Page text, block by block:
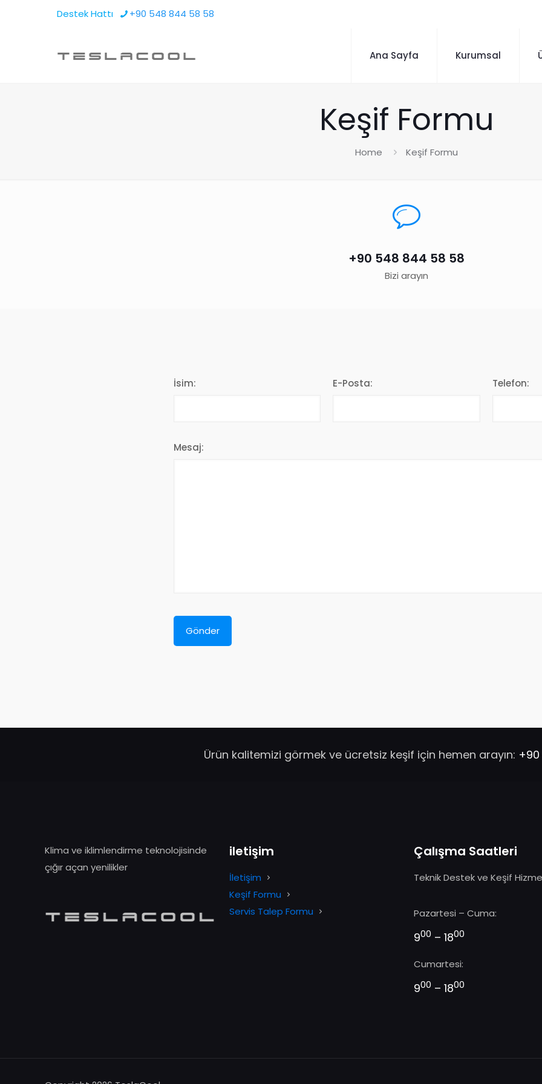
Destek Hattı +90 548 844 58 58
Ana Sayfa Kurumsal
Keşif Formu
Home Keşif Formu
+90 548 844 58 58
Bizi arayın
İsim: E-Posta: Telefon:
Mesaj:
Ürün kalitemizi görmek ve ücretsiz keşif için hemen arayın: +90
Klima ve iklimlendirme teknolojisinde
çığır açan yenilikler
iletişim
İletişim
Keşif Formu
Servis Talep Formu
Çalışma Saatleri
Teknik Destek ve Keşif
Pazartesi – Cuma:
900 – 1800
Cumartesi:
900 – 1800